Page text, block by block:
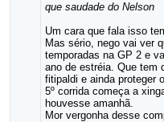
que saudade do Nelson
Um cara que fala isso
Mas sério, nego vai ver
temporadas na GP 2 e
ano de estréia. Que tem
fitipaldi e ainda proteger
5º corrida começa a
houvesse amanhã.
Mor vergonha desse